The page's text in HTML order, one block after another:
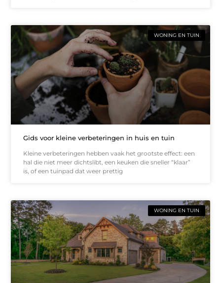
WONING EN TUIN
Gids voor kleine verbeteringen in huis en tuin
Kleine verbeteringen hebben vaak het grootste effect: een
hal die niet meer dichtslibt, een keuken die sneller “klaar”
is, of een tuinpad dat weer prettig
WONING EN TUIN